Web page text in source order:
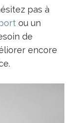
pas à
ou un
de
encore